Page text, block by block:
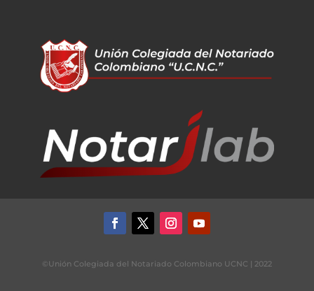
©Unión Colegiada del Notariado Colombiano UCNC | 2022